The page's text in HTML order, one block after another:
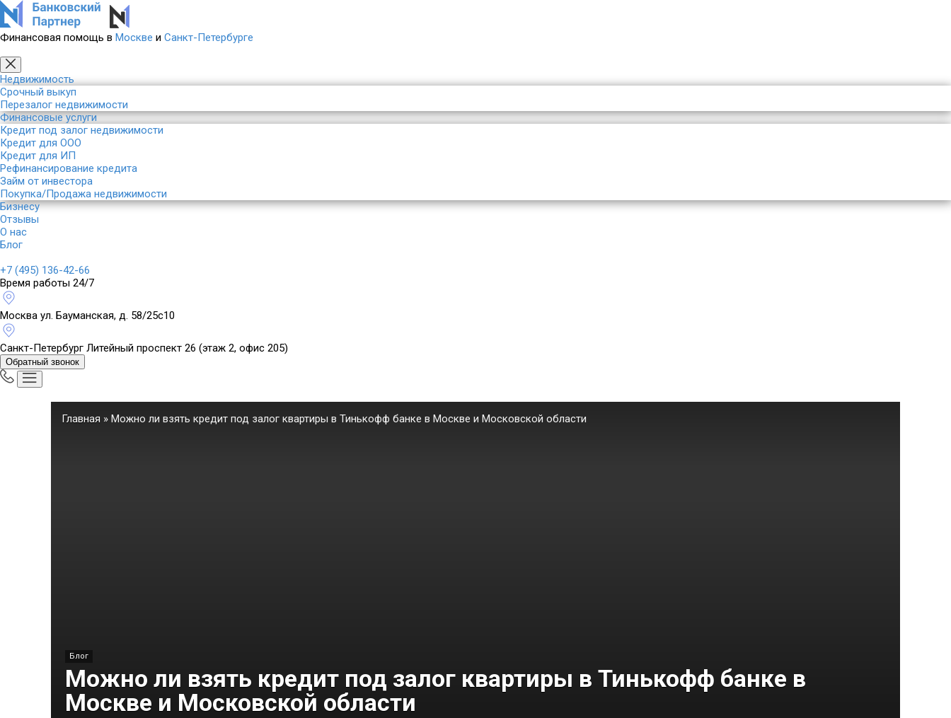
Финансовая помощь в Москве и Санкт-Петербурге
Недвижимость
Срочный выкуп
Перезалог недвижимости
Финансовые услуги
Кредит под залог недвижимости
Кредит для ООО
Кредит для ИП
Рефинансирование кредита
Займ от инвестора
Покупка/Продажа недвижимости
Бизнесу
Отзывы
О нас
Блог
+7 (495) 136-42-66
Время работы 24/7
Москва ул. Бауманская, д. 58/25с10
Санкт-Петербург Литейный проспект 26 (этаж 2, офис 205)
Обратный звонок
Главная » Можно ли взять кредит под залог квартиры в Тинькофф банке в Москве и Московской области
Блог
Можно ли взять кредит под залог квартиры в Тинькофф банке в
Москве и Московской области